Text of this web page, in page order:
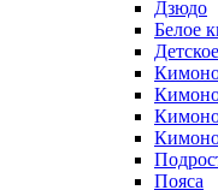
Дзюдо
Белое
Пояса